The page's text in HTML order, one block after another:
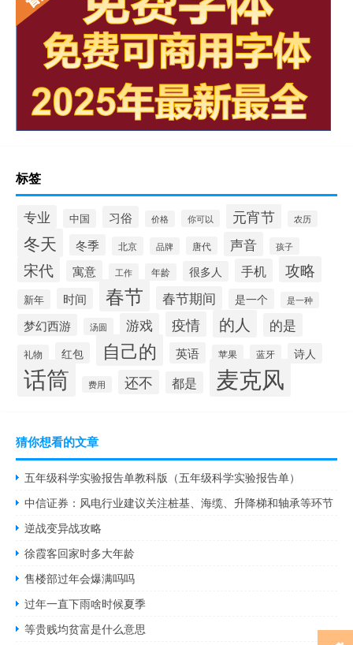
标签
专业 中国 习俗 价格 你可以 元宵节 农历
冬天 冬季 北京 品牌 唐代 声音 孩子
宋代 寓意 工作 年龄 很多人 手机 攻略
新年 时间 春节 春节期间 是一个 是一种
梦幻西游 汤圆 游戏 疫情 的人 的是
礼物 红包 自己的 英语 苹果 蓝牙 诗人
话筒 费用 还不 都是 麦克风
猜你想看的文章
五年级科学实验报告单教科版（五年级科学实验报告单）
中信证券：风电行业建议关注桩基、海缆、升降梯和轴承等环节
逆战变异战攻略
徐霞客回家时多大年龄
售楼部过年会爆满吗吗
过年一直下雨啥时候夏季
等贵贱均贫富是什么意思